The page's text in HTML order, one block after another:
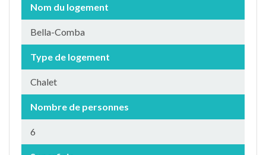
Nom du logement
Bella-Comba
Type de logement
Chalet
Nombre de personnes
6